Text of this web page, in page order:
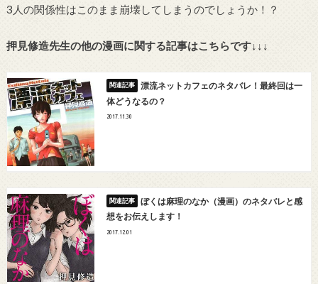
3人の関係性はこのまま崩壊してしまうのでしょうか！？
押見修造先生の他の漫画に関する記事はこちらです↓↓↓
漂流ネットカフェのネタバレ！最終回は一
体どうなるの？
2017.11.30
ぼくは麻理のなか（漫画）のネタバレと感
想をお伝えします！
2017.12.01